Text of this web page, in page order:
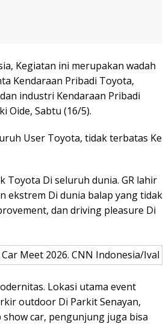
Kegiatan ini merupakan wadah
Kendaraan Pribadi Toyota,
industri Kendaraan Pribadi
Oide, Sabtu (16/5).
User Toyota, tidak terbatas Ke
Toyota Di seluruh dunia. GR lahir
ekstrem Di dunia balap yang tidak
dan driving pleasure Di
Meet 2026. CNN Indonesia/Ival
Lokasi utama event
outdoor Di Parkit Senayan,
show car, pengunjung juga bisa